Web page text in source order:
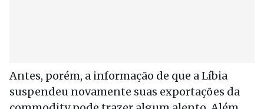
Antes, porém, a informação de que a Líbia
suspendeu novamente suas exportações da